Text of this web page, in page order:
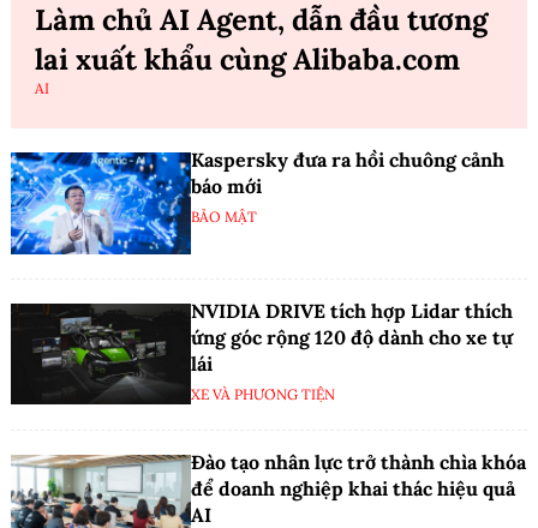
Làm chủ AI Agent, dẫn đầu tương
lai xuất khẩu cùng Alibaba.com
AI
Kaspersky đưa ra hồi chuông cảnh
báo mới
BẢO MẬT
NVIDIA DRIVE tích hợp Lidar thích
ứng góc rộng 120 độ dành cho xe tự
lái
XE VÀ PHƯƠNG TIỆN
Đào tạo nhân lực trở thành chìa khóa
để doanh nghiệp khai thác hiệu quả
AI